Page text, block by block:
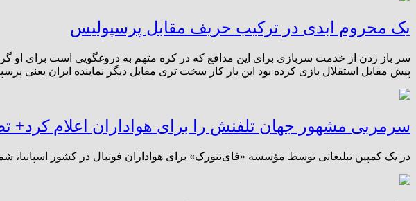
یک محروم ابدی در ترکیب حریف مقابل پرسپولیس
پیش مقابل استقلال بازی کرده بود این بار کار سخت تری مقابل دیگر نماینده ایران یعنی
سرمربی مشهور جهان تلفنش را برای هواداران اعلام کرد+
در یک کمپین تبلیغاتی توسط مؤسسه «فای‌نتورک» برای هواداران فوتبال در کشور اسپانیا،